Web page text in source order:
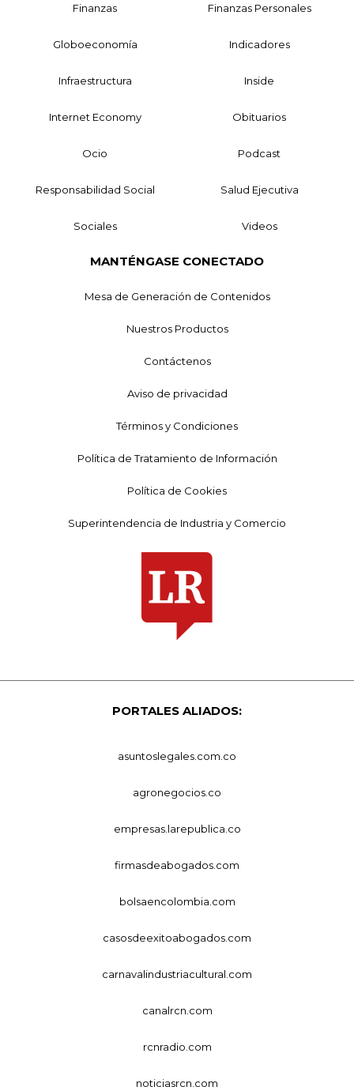
Finanzas Finanzas Personales
Globoeconomía Indicadores
Infraestructura Inside
Internet Economy Obituarios
Ocio Podcast
Responsabilidad Social Salud Ejecutiva
Sociales Videos
MANTÉNGASE CONECTADO
Mesa de Generación de Contenidos
Nuestros Productos
Contáctenos
Aviso de privacidad
Términos y Condiciones
Política de Tratamiento de Información
Política de Cookies
Superintendencia de Industria y Comercio
PORTALES ALIADOS:
asuntoslegales.com.co
agronegocios.co
empresas.larepublica.co
firmasdeabogados.com
bolsaencolombia.com
casosdeexitoabogados.com
carnavalindustriacultural.com
canalrcn.com
rcnradio.com
noticiasrcn.com